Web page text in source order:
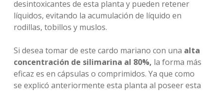
desintoxicantes de esta planta y pueden retener
líquidos, evitando la acumulación de líquido en
rodillas, tobillos y muslos.
Si desea tomar de este cardo mariano con una alta
concentración de silimarina al 80%, la forma más
eficaz es en cápsulas o comprimidos. Ya que como
se explicó anteriormente esta planta al poseer esta